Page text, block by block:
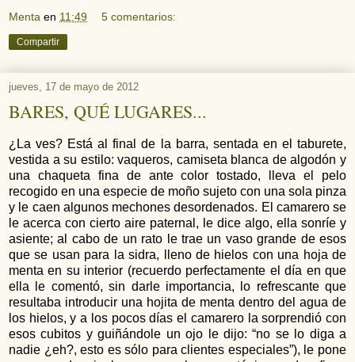
Menta en 11:49 5 comentarios:
Compartir
jueves, 17 de mayo de 2012
BARES, QUÉ LUGARES...
¿La ves? Está al final de la barra, sentada en el taburete,
vestida a su estilo: vaqueros, camiseta blanca de algodón y
una chaqueta fina de ante color tostado, lleva el pelo
recogido en una especie de moño sujeto con una sola pinza
y le caen algunos mechones desordenados. El camarero se
le acerca con cierto aire paternal, le dice algo, ella sonríe y
asiente; al cabo de un rato le trae un vaso grande de esos
que se usan para la sidra, lleno de hielos con una hoja de
menta en su interior (recuerdo perfectamente el día en que
ella le comentó, sin darle importancia, lo refrescante que
resultaba introducir una hojita de menta dentro del agua de
los hielos, y a los pocos días el camarero la sorprendió con
esos cubitos y guiñándole un ojo le dijo: “no se lo diga a
nadie ¿eh?, esto es sólo para clientes especiales”), le pone